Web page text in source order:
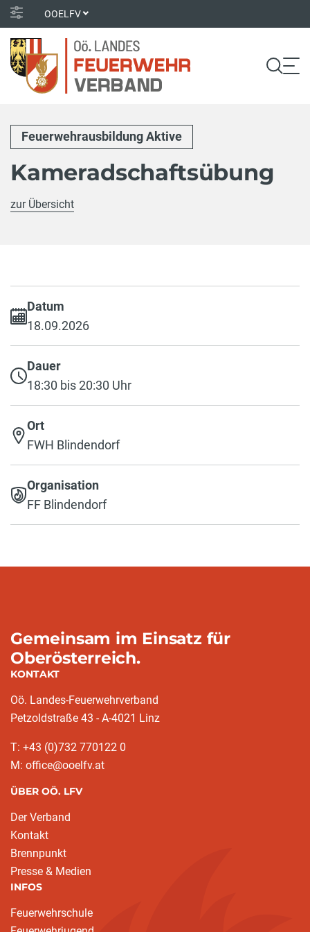
OOELFV
Feuerwehrausbildung Aktive
Kameradschaftsübung
zur Übersicht
Datum
18.09.2026
Dauer
18:30 bis 20:30 Uhr
Ort
FWH Blindendorf
Organisation
FF Blindendorf
Gemeinsam im Einsatz für
Oberösterreich.
KONTAKT
Oö. Landes-Feuerwehrverband
Petzoldstraße 43 - A-4021 Linz
T: +43 (0)732 770122 0
M: office@ooelfv.at
ÜBER OÖ. LFV
Der Verband
Kontakt
Brennpunkt
Presse & Medien
INFOS
Feuerwehrschule